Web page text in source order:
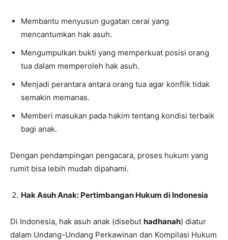
Membantu menyusun gugatan cerai yang
mencantumkan hak asuh.
Mengumpulkan bukti yang memperkuat posisi orang
tua dalam memperoleh hak asuh.
Menjadi perantara antara orang tua agar konflik tidak
semakin memanas.
Memberi masukan pada hakim tentang kondisi terbaik
bagi anak.
Dengan pendampingan pengacara, proses hukum yang
rumit bisa lebih mudah dipahami.
Hak Asuh Anak: Pertimbangan Hukum di Indonesia
Di Indonesia, hak asuh anak (disebut hadhanah) diatur
dalam Undang-Undang Perkawinan dan Kompilasi Hukum